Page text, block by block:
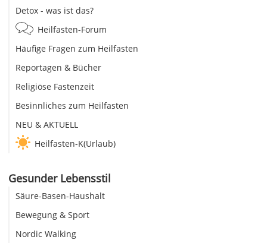
Detox - was ist das?
Heilfasten-Forum
Häufige Fragen zum Heilfasten
Reportagen & Bücher
Religiöse Fastenzeit
Besinnliches zum Heilfasten
NEU & AKTUELL
Heilfasten-K(Urlaub)
Gesunder Lebensstil
Säure-Basen-Haushalt
Bewegung & Sport
Nordic Walking